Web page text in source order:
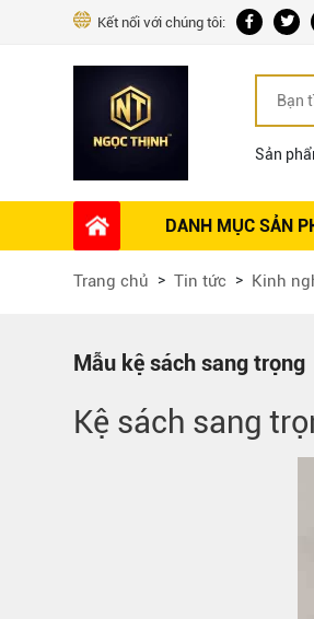
Kết nối với chúng tôi:
Sản
DANH MỤC SẢN
Phụ kiện Nội thất
Ổ khóa tủ
Máy hút mùi
Phụ kiện tủ áo
Dự án thi công
Trang chủ Tin tức Kinh
Mẫu kệ sách sang trọng
Kệ sách sang